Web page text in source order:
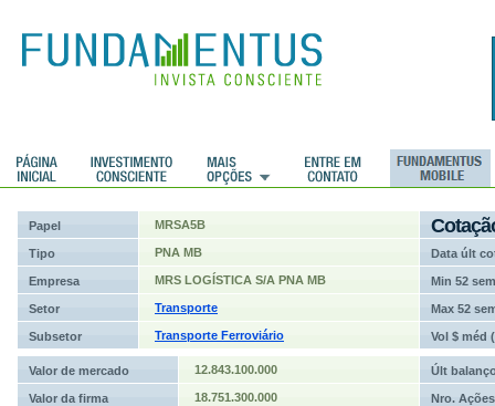
Papel MRSA5B
Tipo PNA MB Data últ
Empresa MRS LOGÍSTICA S/A PNA MB Min 52 sem
Setor Transporte Max 52
Subsetor Transporte Ferroviário Vol $ méd
Valor de mercado 12.843.100.000 Últ
Valor da firma 18.751.300.000 Nro. Ações